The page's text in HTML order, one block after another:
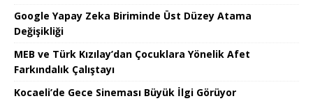
Google Yapay Zeka Biriminde Üst Düzey Atama
Değişikliği
MEB ve Türk Kızılay’dan Çocuklara Yönelik Afet
Farkındalık Çalıştayı
Kocaeli’de Gece Sineması Büyük İlgi Görüyor